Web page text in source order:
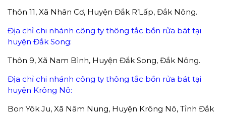
Thôn 11, Xã Nhân Cơ, Huyện Đắk R’Lấp, Đắk Nông.
Địa chỉ chi nhánh công ty thông tắc bồn rửa bát tại
huyện Đắk Song:
Thôn 9, Xã Nam Bình, Huyện Đắk Song, Đắk Nông.
Địa chỉ chi nhánh công ty thông tắc bồn rửa bát tại
huyện Krông Nô:
Bon Yôk Ju, Xã Nâm Nung, Huyện Krông Nô, Tỉnh Đắk